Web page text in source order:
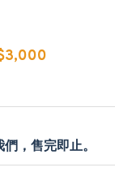
，售完即止。